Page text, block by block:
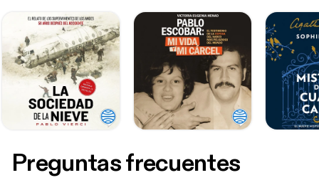
Preguntas frecuentes